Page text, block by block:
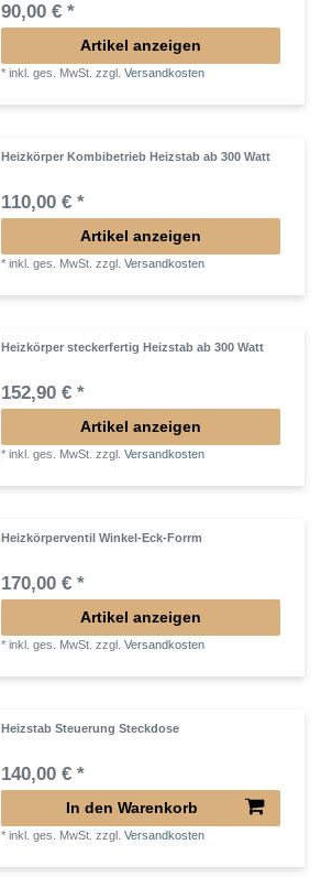
90,00 € *
Artikel anzeigen
*inkl. ges. MwSt. zzgl.Versandkosten
Heizkörper Kombibetrieb Heizstab ab 300 Watt
110,00 € *
Artikel anzeigen
*inkl. ges. MwSt. zzgl.Versandkosten
Heizkörper steckerfertig Heizstab ab 300 Watt
152,90 € *
Artikel anzeigen
*inkl. ges. MwSt. zzgl.Versandkosten
Heizkörperventil Winkel-Eck-Forrm
170,00 € *
Artikel anzeigen
*inkl. ges. MwSt. zzgl.Versandkosten
Heizstab Steuerung Steckdose
140,00 € *
In den Warenkorb
*inkl. ges. MwSt. zzgl.Versandkosten